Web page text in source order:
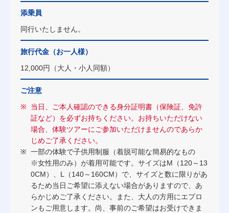
添乗員
同行いたしません。
旅行代金 （お一人様）
12,000円（大人・小人同額）
ご注意
当日、ご本人確認のできる身分証明書（保険証、免許
証など）を必ずお持ちください。お持ちいただけない
場合、体験ツアーにご参加いただけませんのであらか
じめご了承ください。
一部の体験で子供用制服（着脱可能な簡易的なもの
※女性用のみ）が着用可能です。サイズはM（120～13
0CM）、L（140～160CM）で、サイズと数に限りがあ
るため当日ご希望に添えない場合がありますので、あ
らかじめご了承ください。また、大人の方用にエプロ
ンもご用意します。尚、事前のご希望はお受けできま